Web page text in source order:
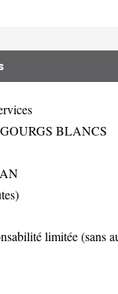
BLANCS
limitée (sans